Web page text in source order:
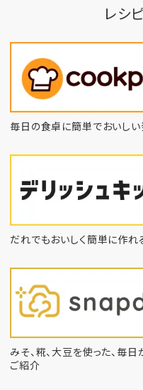
レシ
毎日の食卓に簡単でおいしい
だれでもおいしく簡単に作れ
みそ、糀、大豆を使った、毎
ご紹介